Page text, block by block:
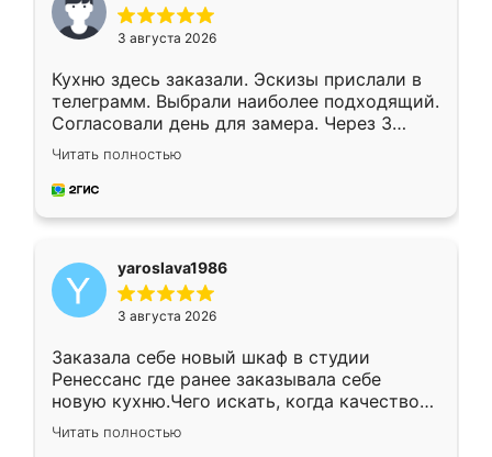
3 августа 2026
Кухню здесь заказали. Эскизы прислали в
телеграмм. Выбрали наиболее подходящий.
Согласовали день для замера. Через 3
недели кухня была уже готова. Остались
довольны работой. Спасибо Ренессанс
мебель за качественную работу!
Читать полностью
yaroslava1986
3 августа 2026
Заказала себе новый шкаф в студии
Ренессанс где ранее заказывала себе
новую кухню.Чего искать, когда качеством
вполне довольна. Служит кухня уже почти
два года, нареканий нет.
Читать полностью